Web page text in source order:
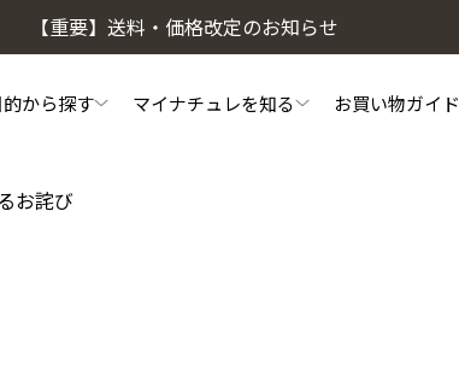
【重要】送料・価格改定のお知らせ
的から探す マイナチュレを知る
のこだわり
お買い物ガイド
ての方へ
アケア相談窓口
お詫び